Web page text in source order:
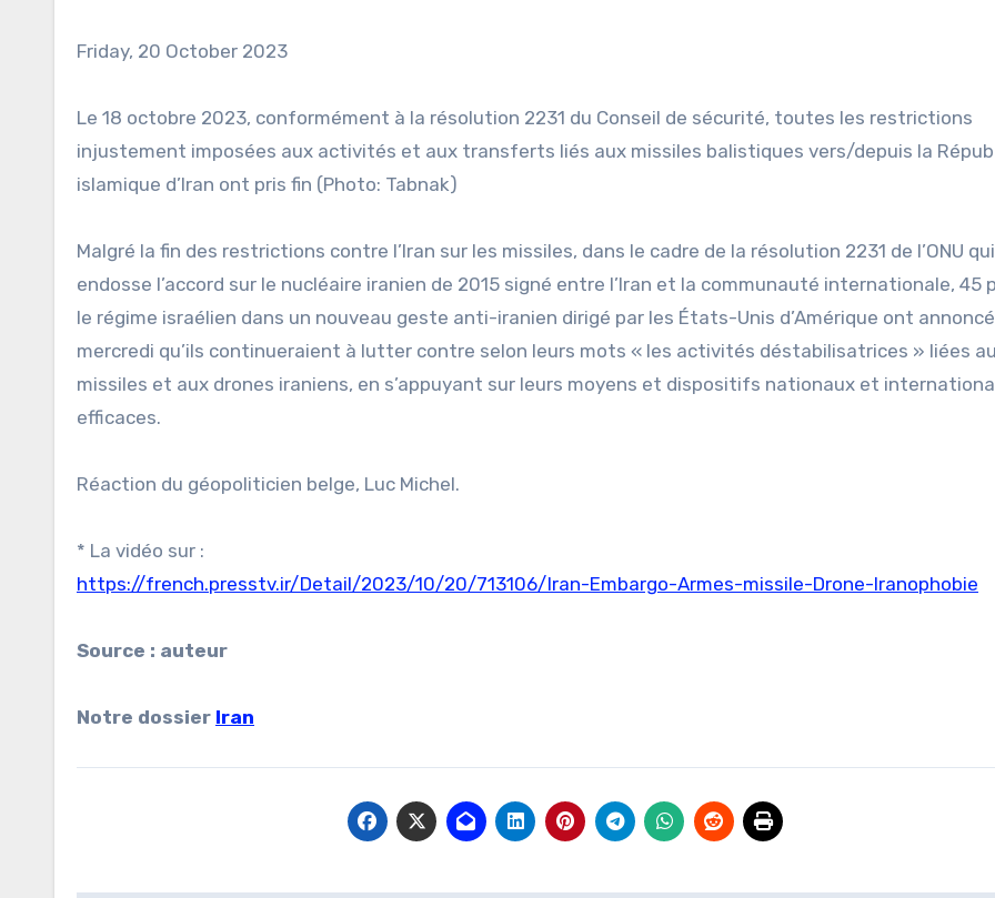
Friday, 20 October 2023
Le 18 octobre 2023, conformément à la résolution 2231 du Conseil de sécurité, toutes les restrictions
injustement imposées aux activités et aux transferts liés aux missiles balistiques vers/depuis la
islamique d’Iran ont pris fin (Photo: Tabnak)
Malgré la fin des restrictions contre l’Iran sur les missiles, dans le cadre de la résolution 2231 de l’ONU qui
endosse l’accord sur le nucléaire iranien de 2015 signé entre l’Iran et la communauté internationale, 45
le régime israélien dans un nouveau geste anti-iranien dirigé par les États-Unis d’Amérique ont annoncé
mercredi qu’ils continueraient à lutter contre selon leurs mots « les activités déstabilisatrices » liées
missiles et aux drones iraniens, en s’appuyant sur leurs moyens et dispositifs nationaux et
efficaces.
Réaction du géopoliticien belge, Luc Michel.
* La vidéo sur :
https://french.presstv.ir/Detail/2023/10/20/713106/Iran-Embargo-Armes-missile-Drone-Iranophobie
Source : auteur
Notre dossier Iran